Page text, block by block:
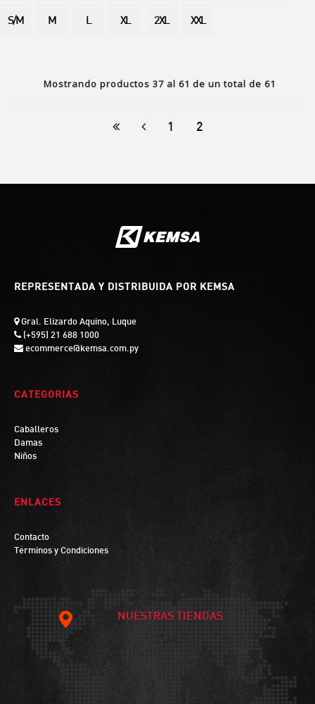
Mostrando productos 37al 61 de un total de 61
1 2
S/M M L XL 2XL XXL
REPRESENTADA Y DISTRIBUIDA POR KEMSA
Gral. Elizardo Aquino, Luque
(+595) 21 688 1000
ecommerce@kemsa.com.py
CATEGORIAS
Caballeros
Damas
Niños
ENLACES
Contacto
Términos y Condiciones
NUESTRAS TIENDAS